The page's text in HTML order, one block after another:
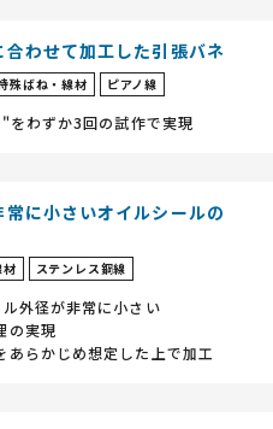
わせて加工した引張バネ
殊ばね・線材 ピアノ線
をわずか3回の試作で実現
常に小さいオイルシールの
材 ステンレス鋼線
外径が非常に小さい
の実現
あらかじめ想定した上で加工